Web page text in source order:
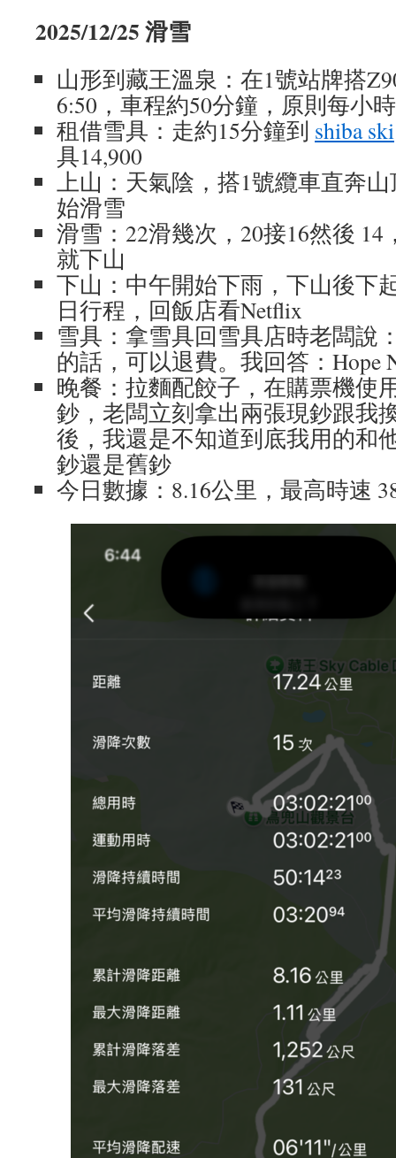
2025/12/25 滑雪
山形到藏王溫泉：在1號站牌搭
6:50，車程約50分鐘，原則每小
租借雪具：走約15分鐘到 shiba ski
具14,900
上山：天氣陰，搭1號纜車直奔
始滑雪
滑雪：22滑幾次，20接16然後
就下山
下山：中午開始下雨，下山後下
日行程，回飯店看Netflix
雪具：拿雪具回雪具店時老闆說
的話，可以退費。我回答：Hope
晚餐：拉麵配餃子，在購票機使
鈔，老闆立刻拿出兩張現鈔跟我
後，我還是不知道到底我用的和
鈔還是舊鈔
今日數據：8.16公里，最高時速